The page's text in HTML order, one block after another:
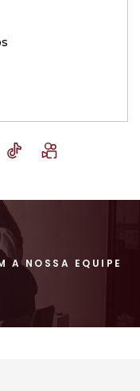
A NOSSA EQUIPE